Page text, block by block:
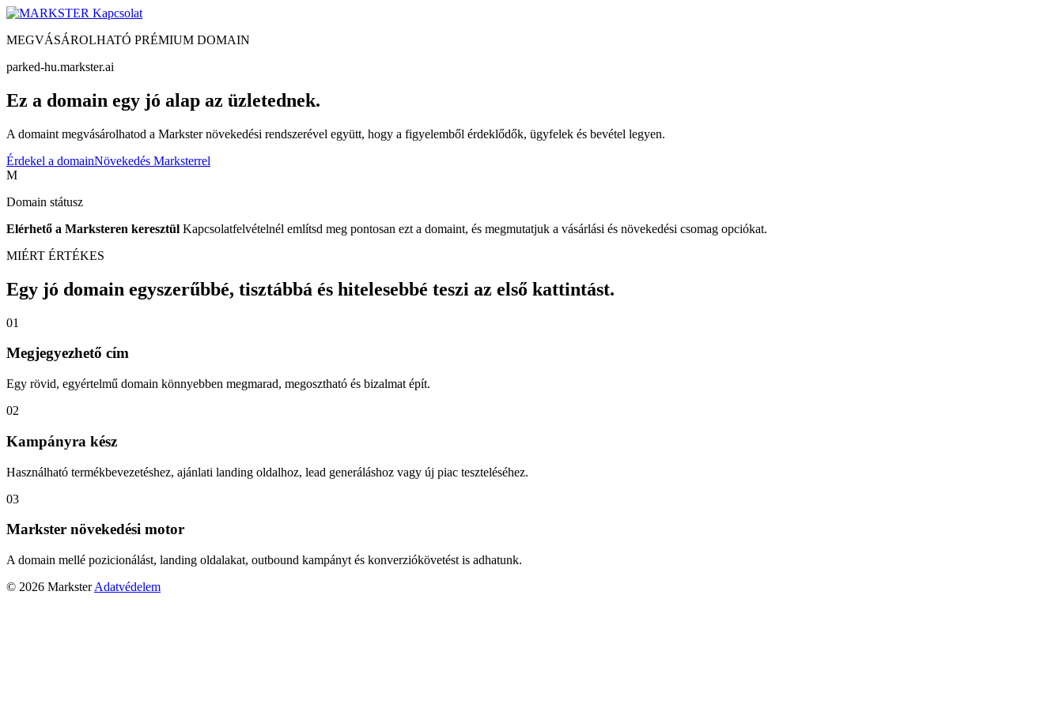
Kapcsolat
MEGVÁSÁROLHATÓ PRÉMIUM DOMAIN
parked-hu.markster.ai
Ez a domain egy jó alap az üzletednek.
A domaint megvásárolhatod a Markster növekedési rendszerével együtt, hogy a figyelemből érdeklődők, ügyfelek és bevétel legyen.
Érdekel a domainNövekedés Marksterrel
M
Domain státusz
Elérhető a Marksteren keresztül Kapcsolatfelvételnél említsd meg pontosan ezt a domaint, és megmutatjuk a vásárlási és növekedési csomag opciókat.
MIÉRT ÉRTÉKES
Egy jó domain egyszerűbbé, tisztábbá és hitelesebbé teszi az első kattintást.
01
Megjegyezhető cím
Egy rövid, egyértelmű domain könnyebben megmarad, megosztható és bizalmat épít.
02
Kampányra kész
Használható termékbevezetéshez, ajánlati landing oldalhoz, lead generáláshoz vagy új piac teszteléséhez.
03
Markster növekedési motor
A domain mellé pozicionálást, landing oldalakat, outbound kampányt és konverziókövetést is adhatunk.
© 2026 Markster Adatvédelem